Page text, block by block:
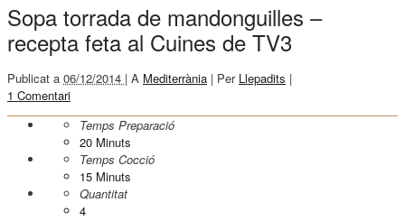
Sopa torrada de mandonguilles –
recepta feta al Cuines de TV3
Publicat a 06/12/2014 | A Mediterrània | Per Llepadits |
1 Comentari
Temps Preparació
20 Minuts
Temps Cocció
15 Minuts
Quantitat
4